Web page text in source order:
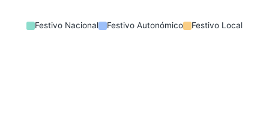
Festivo Nacional Festivo Autonómico Festivo Local